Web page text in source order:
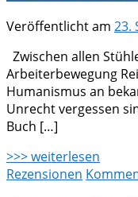
Veröffentlicht am 23.
Zwischen allen
Arbeiterbewegung
Humanismus an
Unrecht vergessen
Buch […]
>>> weiterlesen
Rezensionen